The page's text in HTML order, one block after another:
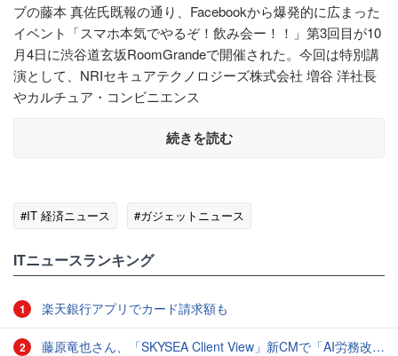
ブの藤本 真佐氏既報の通り、Facebookから爆発的に広まった
イベント「スマホ本気でやるぞ！飲み会ー！！」第3回目が10
月4日に渋谷道玄坂RoomGrandeで開催された。今回は特別講
演として、NRIセキュアテクノロジーズ株式会社 増谷 洋社長
やカルチュア・コンビニエンス
続きを読む
#IT 経済ニュース #ガジェットニュース
ITニュースランキング
1 楽天銀行アプリでカード請求額も
2 藤原竜也さん、「SKYSEA Client View」新CMで「AI労務改善」をアピール 働き方をAIが分析したら「すぐに休んで」と言われる？